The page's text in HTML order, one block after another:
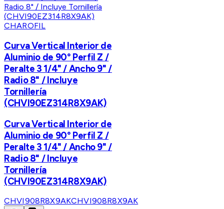
CHAROFIL
Curva Vertical Interior de
Aluminio de 90° Perfil Z /
Peralte 3 1/4" / Ancho 9" /
Radio 8" / Incluye
Tornillería
(CHVI90EZ314R8X9AK)
Curva Vertical Interior de
Aluminio de 90° Perfil Z /
Peralte 3 1/4" / Ancho 9" /
Radio 8" / Incluye
Tornillería
(CHVI90EZ314R8X9AK)
CHVI908R8X9AKCHVI908R8X9AK